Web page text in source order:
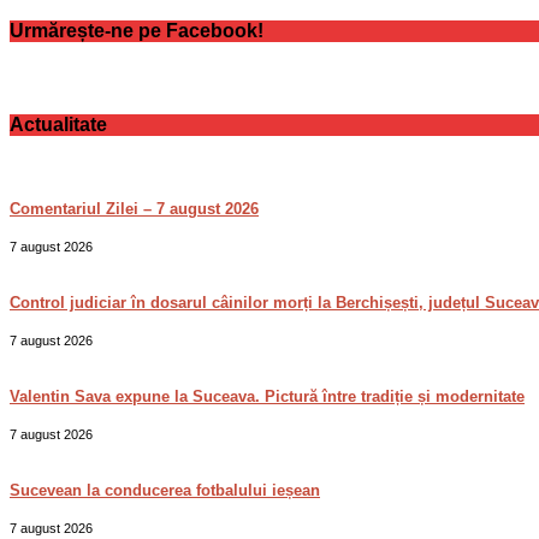
Urmărește-ne pe Facebook!
Actualitate
Comentariul Zilei – 7 august 2026
7 august 2026
Control judiciar în dosarul câinilor morți la Berchișești, județul
7 august 2026
Valentin Sava expune la Suceava. Pictură între tradiție și modernitate
7 august 2026
Sucevean la conducerea fotbalului ieșean
7 august 2026